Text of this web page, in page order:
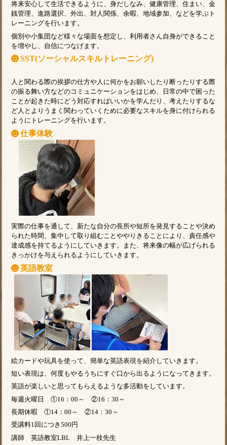
将来安心して生活できるように、身だしなみ、健康管理、住まい、金
銭管理、進路選択、外出、対人関係、余暇、地域参加、などを学ぶト
レーニングを行います。
個別や小集団など様々な場面を想定し、利用者さん自身ができること
を増やし、自信につなげます。
SST(ソーシャルスキルトレーニング)
人と関わる際の挨拶の仕方や人に何かをお願いしたり断ったりする際
の振る舞い方などのコミュニケーションをはじめ、日常の中で困った
ことが起きた時にどう対応すればいいかを学んだり、考えたりするな
ど人とよりうまく関わっていくために必要なスキルを身に付けられる
ようにトレーニングを行います。
仕事体験
実際の仕事を通して、新たな自分の長所や短所を発見することや決め
られた時間、集中して取り組むことややりきることにより、責任感や
達成感を持てるようにしていきます。また、将来像の幅が広げられる
きっかけを与えられるようにしていきます。
英語教室
絵カードや玩具を使って、簡単な英語表現を紹介していきます。
短い表現は、何度もやるうちにすぐ口から出るようになってきます。
英語が楽しいと思ってもらえるような多活動をしています。
毎週火曜日 ①16：00～ ②16：30～
長期休暇 ①14：00～ ②14：30～
受講料1回につき500円
講師 英語教室LBL 井上一枝先生